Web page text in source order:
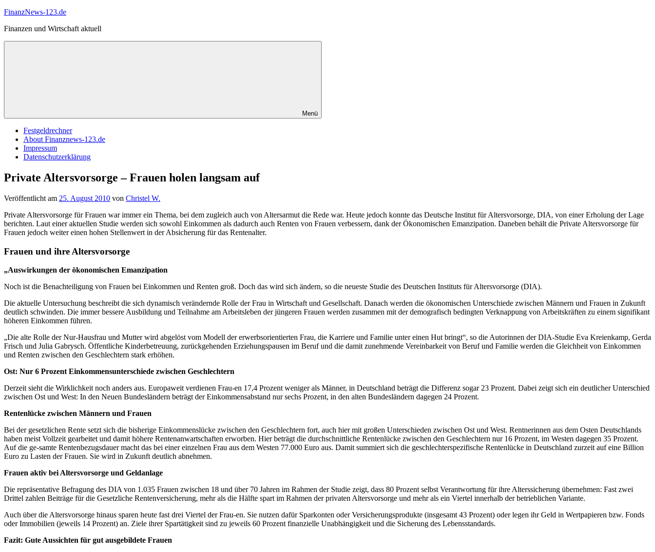
Zum
springen
FinanzNews-123.de
Finanzen und Wirtschaft aktuell
Menü
Festgeldrechner
About Finanznews-123.de
Impressum
Datenschutzerklärung
Private Altersvorsorge – Frauen holen langsam auf
Veröffentlicht am 25. August 2010 von Christel W.
Private Altersvorsorge für Frauen war immer ein Thema, bei dem zugleich auch von Altersarmut die Rede war. Heute jedoch konnte das Deutsche Institut für Altersvorsorge, DIA, von einer Erholung der Lage
berichten. Laut einer aktuellen Studie werden sich sowohl Einkommen als dadurch auch Renten von Frauen verbessern, dank der Ökonomischen Emanzipation. Daneben behält die Private Altersvorsorge für
Frauen jedoch weiter einen hohen Stellenwert in der Absicherung für das Rentenalter.
Frauen und ihre Altersvorsorge
„Auswirkungen der ökonomischen Emanzipation
Noch ist die Benachteiligung von Frauen bei Einkommen und Renten groß. Doch das wird sich ändern, so die neueste Studie des Deutschen Instituts für Altersvorsorge (DIA).
Die aktuelle Untersuchung beschreibt die sich dynamisch verändernde Rolle der Frau in Wirtschaft und Gesellschaft. Danach werden die ökonomischen Unterschiede zwischen Männern und Frauen in Zukunft
deutlich schwinden. Die immer bessere Ausbildung und Teilnahme am Arbeitsleben der jüngeren Frauen werden zusammen mit der demografisch bedingten Verknappung von Arbeitskräften zu einem signifikant
höheren Einkommen führen.
„Die alte Rolle der Nur-Hausfrau und Mutter wird abgelöst vom Modell der erwerbsorientierten Frau, die Karriere und Familie unter einen Hut bringt“, so die Autorinnen der DIA-Studie Eva Kreienkamp, Gerda
Frisch und Julia Gabrysch. Öffentliche Kinderbetreuung, zurückgehenden Erziehungspausen im Beruf und die damit zunehmende Vereinbarkeit von Beruf und Familie werden die Gleichheit von Einkommen
und Renten zwischen den Geschlechtern stark erhöhen.
Ost: Nur 6 Prozent Einkommensunterschiede zwischen Geschlechtern
Derzeit sieht die Wirklichkeit noch anders aus. Europaweit verdienen Frau-en 17,4 Prozent weniger als Männer, in Deutschland beträgt die Differenz sogar 23 Prozent. Dabei zeigt sich ein deutlicher Unterschied
zwischen Ost und West: In den Neuen Bundesländern beträgt der Einkommensabstand nur sechs Prozent, in den alten Bundesländern dagegen 24 Prozent.
Rentenlücke zwischen Männern und Frauen
Bei der gesetzlichen Rente setzt sich die bisherige Einkommenslücke zwischen den Geschlechtern fort, auch hier mit großen Unterschieden zwischen Ost und West. Rentnerinnen aus dem Osten Deutschlands
haben meist Vollzeit gearbeitet und damit höhere Rentenanwartschaften erworben. Hier beträgt die durchschnittliche Rentenlücke zwischen den Geschlechtern nur 16 Prozent, im Westen dagegen 35 Prozent.
Auf die ge-samte Rentenbezugsdauer macht das bei einer einzelnen Frau aus dem Westen 77.000 Euro aus. Damit summiert sich die geschlechterspezifische Rentenlücke in Deutschland zurzeit auf eine Billion
Euro zu Lasten der Frauen. Sie wird in Zukunft deutlich abnehmen.
Frauen aktiv bei Altersvorsorge und Geldanlage
Die repräsentative Befragung des DIA von 1.035 Frauen zwischen 18 und über 70 Jahren im Rahmen der Studie zeigt, dass 80 Prozent selbst Verantwortung für ihre Alterssicherung übernehmen: Fast zwei
Drittel zahlen Beiträge für die Gesetzliche Rentenversicherung, mehr als die Hälfte spart im Rahmen der privaten Altersvorsorge und mehr als ein Viertel innerhalb der betrieblichen Variante.
Auch über die Altersvorsorge hinaus sparen heute fast drei Viertel der Frau-en. Sie nutzen dafür Sparkonten oder Versicherungsprodukte (insgesamt 43 Prozent) oder legen ihr Geld in Wertpapieren bzw. Fonds
oder Immobilien (jeweils 14 Prozent) an. Ziele ihrer Spartätigkeit sind zu jeweils 60 Prozent finanzielle Unabhängigkeit und die Sicherung des Lebensstandards.
Fazit: Gute Aussichten für gut ausgebildete Frauen